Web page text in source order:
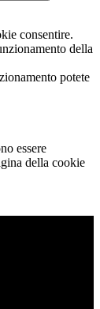
consentire.
della
potete
essere
della cookie